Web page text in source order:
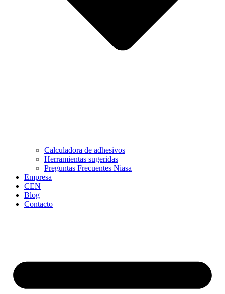
Calculadora de adhesivos
Herramientas sugeridas
Preguntas Frecuentes Niasa
Empresa
CEN
Blog
Contacto